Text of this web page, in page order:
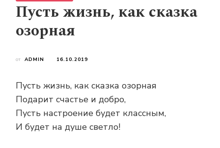
Пусть жизнь, как сказка
озорная
от ADMIN 16.10.2019
Пусть жизнь, как сказка озорная
Подарит счастье и добро,
Пусть настроение будет классным,
И будет на душе светло!